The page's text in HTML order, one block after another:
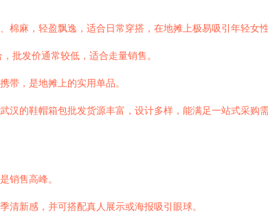
麻，轻盈飘逸，适合日常穿搭，在地摊上极易吸引年轻女性
批发价通常较低，适合走量销售。
带，是地摊上的实用单品。
的鞋帽箱包批发货源丰富，设计多样，能满足一站式采购需
销售高峰。
清新感，并可搭配真人展示或海报吸引眼球。